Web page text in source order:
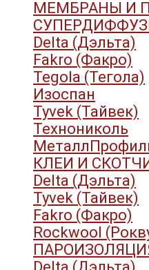
МЕМБРАНЫ И
Delta (Дэльта)
Fakro (Факро)
Tegola (Тегола)
Изоспан
Tyvek (Тайвек)
Технониколь
КЛЕИ И
Delta (Дэльта)
Tyvek (Тайвек)
Fakro (Факро)
Rockwool
Delta (Дэльта)